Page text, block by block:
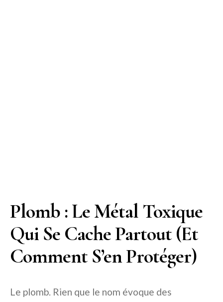
Plomb : Le Métal Toxique
Qui Se Cache Partout (Et
Comment S’en Protéger)
Le plomb. Rien que le nom évoque des